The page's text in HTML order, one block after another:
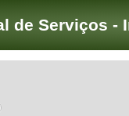
de Serviços -